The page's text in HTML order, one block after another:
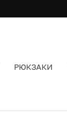
РЮКЗАКИ